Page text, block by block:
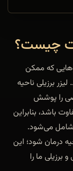
چیست؟
که ممکن
برزیلی ناحیه
را پوشش
باشد، بنابراین
شامل می‌شود.
درمان شود؛ این
ما را